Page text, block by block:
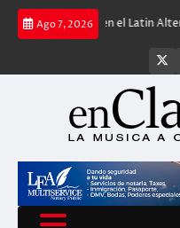
Saltar
Ago 7, 2026
en el Latin Alternative